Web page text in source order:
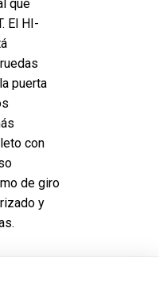
que
El HI-
puerta
con
de giro
y